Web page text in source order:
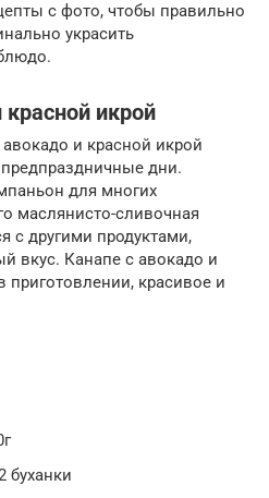
с фото, чтобы правильно
украсить
икрой
и красной икрой
дни.
для многих
маслянисто-сливочная
с другими продуктами,
вкус. Канапе с авокадо и
приготовлении, красивое и
буханки